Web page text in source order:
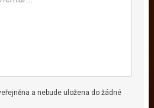
a nebude uložena do žádné